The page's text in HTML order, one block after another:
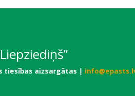
tiesības aizsargātas |